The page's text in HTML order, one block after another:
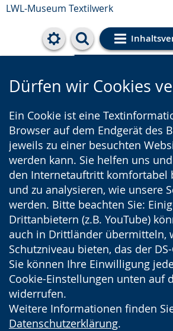
LWL-Museum Textilwerk
Cookie-
Dürfen wir Cookies
Ein Cookie ist eine
Browser auf dem Endgerät des
jeweils zu einer besuchten
werden kann. Sie helfen uns
den Internetauftritt komfortabel
und zu analysieren, wie unsere
werden. Bitte beachten Sie:
Drittanbietern (z.B. YouTube)
auch in Drittländer übermitteln,
Schutzniveau bieten, das der
Sie können Ihre Einwilligung
Cookie-Einstellungen unten auf
widerrufen.
Weitere Informationen finden
Datenschutzerklärung.